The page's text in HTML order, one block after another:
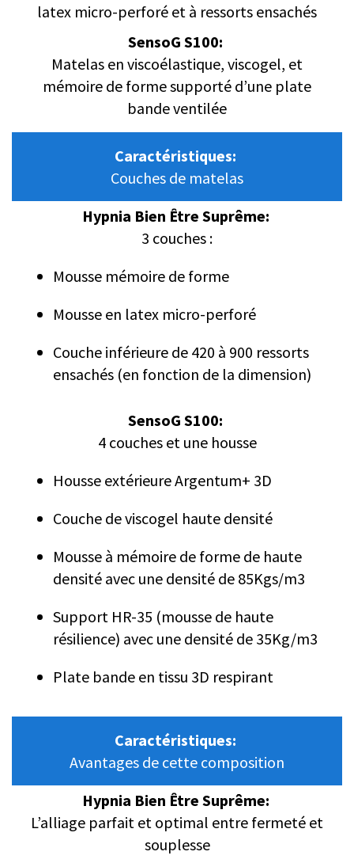
latex micro-perforé et à ressorts ensachés
SensoG S100:
Matelas en viscoélastique, viscogel, et
mémoire de forme supporté d’une plate
bande ventilée
Caractéristiques:
Couches de matelas
Hypnia Bien Être Suprême:
3 couches :
Mousse mémoire de forme
Mousse en latex micro-perforé
Couche inférieure de 420 à 900 ressorts
ensachés (en fonction de la dimension)
SensoG S100:
4 couches et une housse
Housse extérieure Argentum+ 3D
Couche de viscogel haute densité
Mousse à mémoire de forme de haute
densité avec une densité de 85Kgs/m3
Support HR-35 (mousse de haute
résilience) avec une densité de 35Kg/m3
Plate bande en tissu 3D respirant
Caractéristiques:
Avantages de cette composition
Hypnia Bien Être Suprême:
L’alliage parfait et optimal entre fermeté et
souplesse